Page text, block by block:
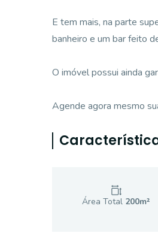
E tem mais, na parte
banheiro e um bar feito
O imóvel possui ainda
Agende agora mesmo
Área Total 200m²